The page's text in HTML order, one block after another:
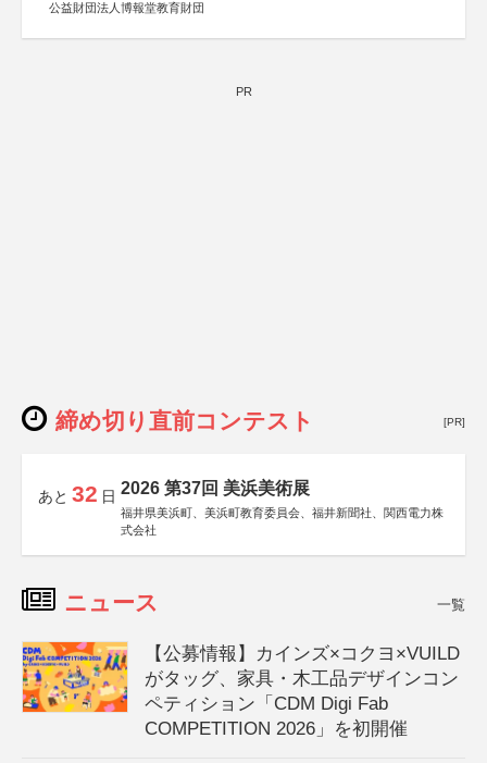
公益財団法人博報堂教育財団
PR
締め切り直前コンテスト [PR]
あと 32 日 2026 第37回 美浜美術展
福井県美浜町、美浜町教育委員会、福井新聞社、関西電力株
式会社
ニュース 一覧
【公募情報】カインズ×コクヨ×VUILD
がタッグ、家具・木工品デザインコン
ペティション「CDM Digi Fab
COMPETITION 2026」を初開催